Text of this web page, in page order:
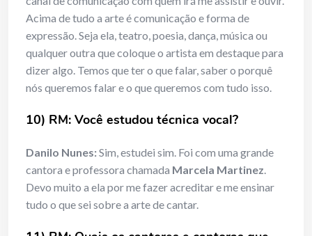
Acima de tudo a arte é comunicação e forma de
expressão. Seja ela, teatro, poesia, dança, música ou
qualquer outra que coloque o artista em destaque para
dizer algo. Temos que ter o que falar, saber o porquê
nós queremos falar e o que queremos com tudo isso.
10) RM: Você estudou técnica vocal?
Danilo Nunes:Sim, estudei sim. Foi com uma grande
cantora e professora chamada Marcela Martinez.
Devo muito a ela por me fazer acreditar e me ensinar
tudo o que sei sobre a arte de cantar.